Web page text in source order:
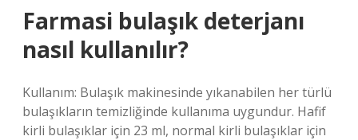
Farmasi bulaşık deterjanı
nasıl kullanılır?
Kullanım: Bulaşık makinesinde yıkanabilen her türlü
bulaşıkların temizliğinde kullanıma uygundur. Hafif
kirli bulaşıklar için 23 ml, normal kirli bulaşıklar için